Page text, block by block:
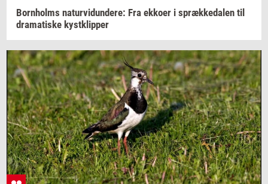
Born­holms na­tur­vi­dun­de­re: Fra ek­ko­er i spræk­ke­da­len til
dra­ma­ti­ske kyst­klip­per